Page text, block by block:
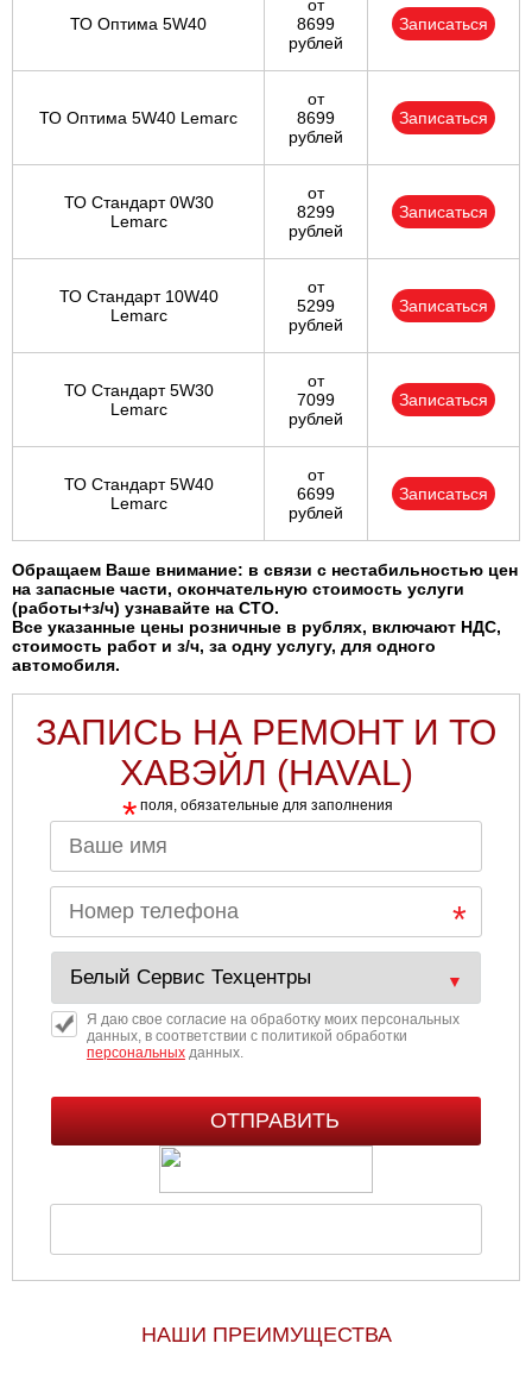
ТО Оптима 5W40
от
8699
рублей
Записаться
ТО Оптима 5W40 Lemarc
от
8699
рублей
Записаться
ТО Стандарт 0W30
Lemarc
от
8299
рублей
Записаться
ТО Стандарт 10W40
Lemarc
от
5299
рублей
Записаться
ТО Стандарт 5W30
Lemarc
от
7099
рублей
Записаться
ТО Стандарт 5W40
Lemarc
от
6699
рублей
Записаться
Обращаем Ваше внимание: в связи с нестабильностью цен
на запасные части, окончательную стоимость услуги
(работы+з/ч) узнавайте на СТО.
Все указанные цены розничные в рублях, включают НДС,
стоимость работ и з/ч, за одну услугу, для одного
автомобиля.
ЗАПИСЬ НА РЕМОНТ И ТО
ХАВЭЙЛ (HAVAL)
* поля, обязательные для заполнения
Я даю свое согласие на обработку моих персональных
данных, в соответствии с политикой обработки
персональныхданных.
НАШИ ПРЕИМУЩЕСТВА